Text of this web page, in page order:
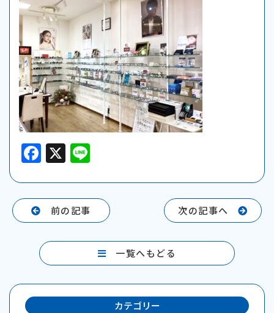
F
c
e
b
o
o
k
X
e
前の記事
一覧へもどる
次の記事へ
カテゴリー